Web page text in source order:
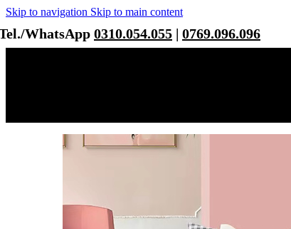
Skip to navigation Skip to main content
WhatsApp 0310.054.055 | 0769.096.096